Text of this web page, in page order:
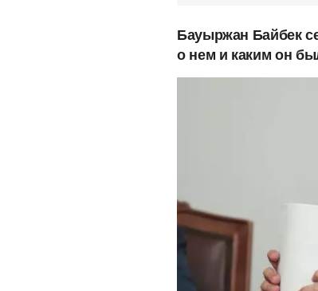
Бауыржан Байбек
о нем и каким он